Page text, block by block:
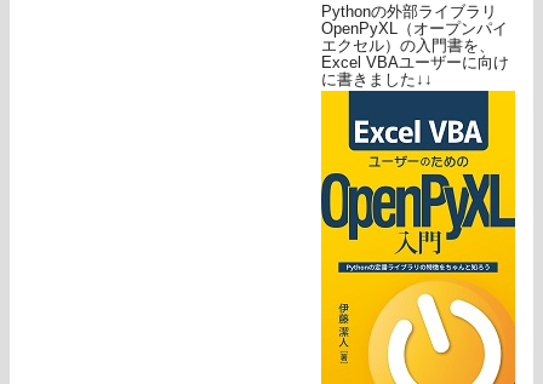
Pythonの外部ライブラリ
OpenPyXL（オープンパイ
エクセル）の入門書を、
Excel VBAユーザーに向け
に書きました↓↓